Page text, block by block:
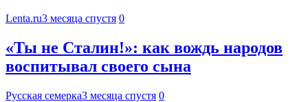
Lenta.ru3 месяца спустя 0
«Ты не Сталин!»: как вождь народов
воспитывал своего сына
Русская семерка3 месяца спустя 0